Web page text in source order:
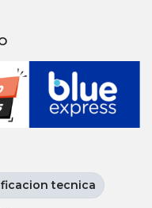
tecnica